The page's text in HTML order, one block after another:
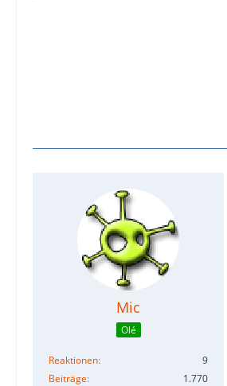
Mic
Olé
Reaktionen
9
Beiträge
1.770